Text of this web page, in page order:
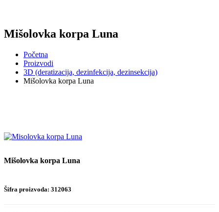
Mišolovka korpa Luna
Početna
Proizvodi
3D (deratizacija, dezinfekcija, dezinsekcija)
Mišolovka korpa Luna
Mišolovka korpa Luna
Šifra proizvoda: 312063